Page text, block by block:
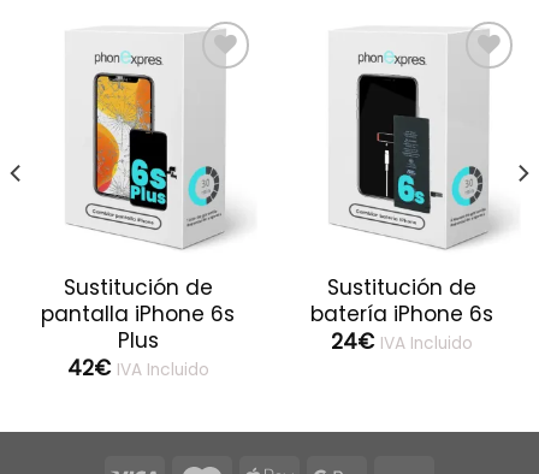
Sustitución de
pantalla iPhone 6s
Plus
42€ IVA Incluido
Sustitución de
batería iPhone 6s
24€ IVA Incluido